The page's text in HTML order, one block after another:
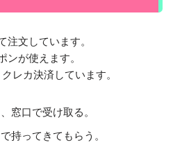
注文しています。
ンが使えます。
レカ決済しています。
窓口で受け取る。
持ってきてもらう。